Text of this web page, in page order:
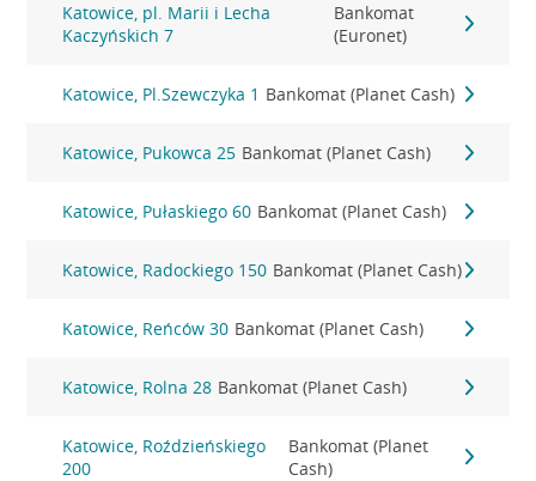
Katowice, pl. Marii i Lecha
Kaczyńskich 7
Bankomat
(Euronet)
Katowice, Pl.Szewczyka 1 Bankomat (Planet Cash)
Katowice, Pukowca 25 Bankomat (Planet Cash)
Katowice, Pułaskiego 60 Bankomat (Planet Cash)
Katowice, Radockiego 150 Bankomat (Planet Cash)
Katowice, Reńców 30 Bankomat (Planet Cash)
Katowice, Rolna 28 Bankomat (Planet Cash)
Katowice, Roździeńskiego
200
Bankomat (Planet
Cash)